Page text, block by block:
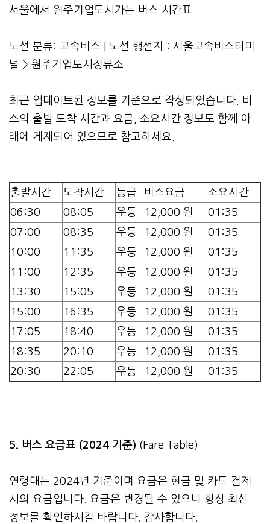
서울에서 원주기업도시가는 버스 시간표
노선 분류: 고속버스 | 노선 행선지 : 서울고속버스터미
널 > 원주기업도시정류소
최근 업데이트된 정보를 기준으로 작성되었습니다. 버
스의 출발 도착 시간과 요금, 소요시간 정보도 함께 아
래에 게재되어 있으므로 참고하세요.
출발시간 도착시간 등급 버스요금
소요시간
06:30
08:05 우등 12,000 원
01:35
07:00
08:35 우등 12,000 원
01:35
10:00
11:35 우등 12,000 원
01:35
11:00
12:35 우등 12,000 원
01:35
13:30
15:05 우등 12,000 원
01:35
15:00
16:35 우등 12,000 원
01:35
17:05
18:40 우등 12,000 원
01:35
18:35
20:10 우등 12,000 원
01:35
20:30
22:05 우등 12,000 원 01:35
5. 버스 요금표 (2024 기준) (Fare Table)
연령대는 2024년 기준이며 요금은 현금 및 카드 결제
시의 요금입니다. 요금은 변경될 수 있으니 항상 최신
정보를 확인하시길 바랍니다. 감사합니다.